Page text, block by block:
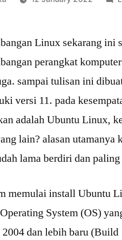
Linux sekarang ini
perangkat
sampai tulisan ini
versi 11. pada
adalah Ubuntu Linux,
lain? alasan utamanya
lama berdiri dan
memulai install Ubuntu
System (OS)
dan lebih baru